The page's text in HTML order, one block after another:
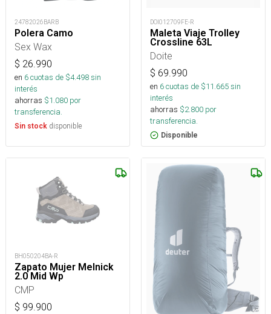
24782026BARB
Polera Camo
Sex Wax
$ 26.990
en 6cuotas de $4.498sin
interés
ahorras $1.080 por
transferencia.
Sin stock disponible
DOI012709FE-R
Maleta Viaje Trolley
Crossline 63L
Doite
$ 69.990
en 6cuotas de $11.665sin
interés
ahorras $2.800 por
transferencia.
Disponible
BH050204BA-R
Zapato Mujer Melnick
2.0 Mid Wp
CMP
$ 99.900